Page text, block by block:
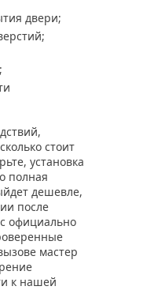
двери;
стоит
установка
полная
дешевле,
после
официально
мастер
к нашей